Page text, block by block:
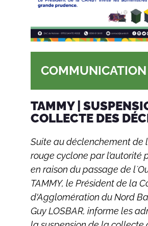
COMMUNICATION
TAMMY |
COLLECTE DES
Suite au déclenchement de
rouge cyclone par l’autorité
en raison du passage de
TAMMY, le Président de la
d'Agglomération du Nord
Guy LOSBAR, informe les